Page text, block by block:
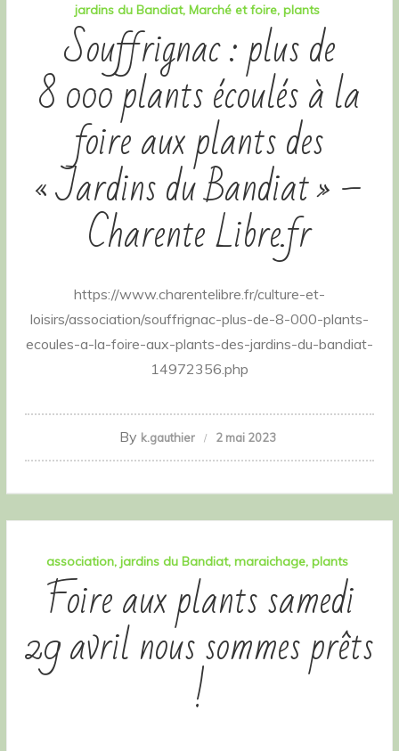
jardins du Bandiat Marché et foire plants
Souffrignac : plus de
8 000 plants écoulés à la
foire aux plants des
« Jardins du Bandiat » –
Charente Libre.fr
https://www.charentelibre.fr/culture-et-
loisirs/association/souffrignac-plus-de-8-000-plants-
ecoules-a-la-foire-aux-plants-des-jardins-du-bandiat-
14972356.php
By k.gauthier 2 mai 2023
association jardins du Bandiat maraichage plants
Foire aux plants samedi
29 avril nous sommes prêts
!